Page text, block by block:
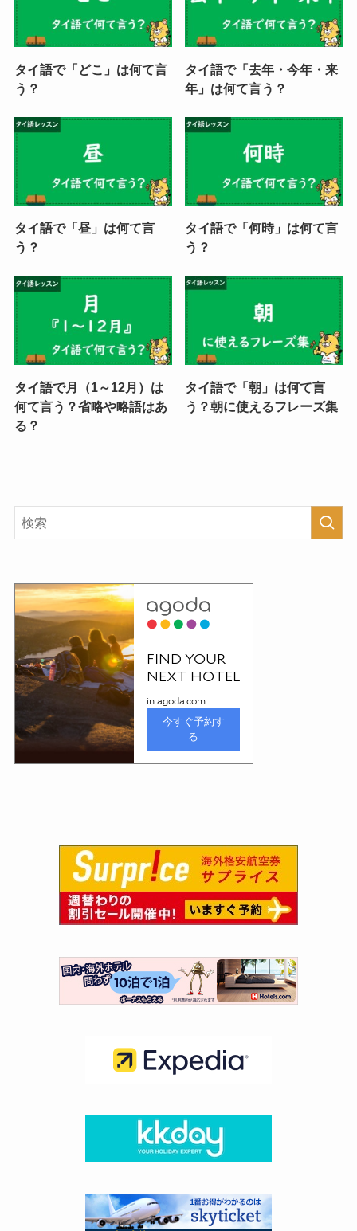
タイ語で「どこ」は何て言
う？
タイ語で「去年・今年・来
年」は何て言う？
タイ語で「昼」は何て言
う？
タイ語で「何時」は何て言
う？
タイ語で月（1～12月）は
何て言う？省略や略語はあ
る？
タイ語で「朝」は何て言
う？朝に使えるフレーズ集